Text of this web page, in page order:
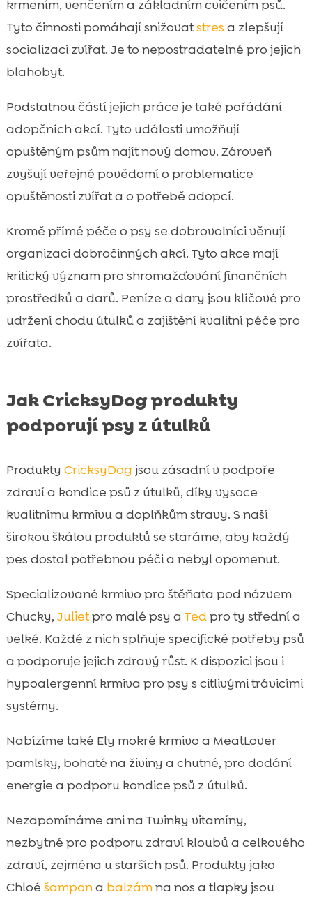
krmením, venčením a základním cvičením psů.
Tyto činnosti pomáhají snižovatstres a zlepšují
socializaci zvířat. Je to nepostradatelné pro jejich
blahobyt.
Podstatnou částí jejich práce je také pořádání
adopčních akcí. Tyto události umožňují
opuštěným psům najít nový domov. Zároveň
zvyšují veřejné povědomí o problematice
opuštěnosti zvířat a o potřebě adopcí.
Kromě přímé péče o psy se dobrovolníci věnují
organizaci dobročinných akcí. Tyto akce mají
kritický význam pro shromažďování finančních
prostředků a darů. Peníze a dary jsou klíčové pro
udržení chodu útulků a zajištění kvalitní péče pro
zvířata.
Jak CricksyDog produkty
podporují psy z útulků
Produkty CricksyDogjsou zásadní v podpoře
zdraví a kondice psů z útulků, díky vysoce
kvalitnímu krmivu a doplňkům stravy. S naší
širokou škálou produktů se staráme, aby každý
pes dostal potřebnou péči a nebyl opomenut.
Specializované krmivo pro štěňata pod názvem
Chucky, Julietpro malé psy a Tedpro ty střední a
velké. Každé z nich splňuje specifické potřeby psů
a podporuje jejich zdravý růst. K dispozici jsou i
hypoalergenní krmiva pro psy s citlivými trávicími
systémy.
Nabízíme také Ely mokré krmivo a MeatLover
pamlsky, bohaté na živiny a chutné, pro dodání
energie a podporu kondice psů z útulků.
Nezapomínáme ani na Twinky vitamíny,
nezbytné pro podporu zdraví kloubů a celkového
zdraví, zejména u starších psů. Produkty jako
Chloé šampona balzámna nos a tlapky jsou